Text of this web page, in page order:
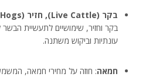
בקר (Live Cattle), חזיר (Lean Hogs)
בקר וחזיר, שימושיים לתעשיית
עונתיות וביקוש משתנה.
חמאה: חוזה על מחירי חמאה,